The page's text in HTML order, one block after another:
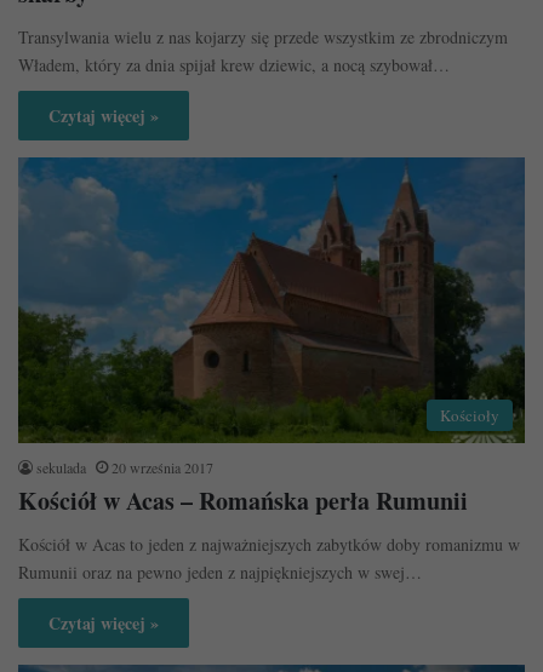
Transylwania wielu z nas kojarzy się przede wszystkim ze zbrodniczym
Władem, który za dnia spijał krew dziewic, a nocą szybował…
Czytaj więcej »
Kościoły
sekulada 20 września 2017
Kościół w Acas – Romańska perła Rumunii
Kościół w Acas to jeden z najważniejszych zabytków doby romanizmu w
Rumunii oraz na pewno jeden z najpiękniejszych w swej…
Czytaj więcej »